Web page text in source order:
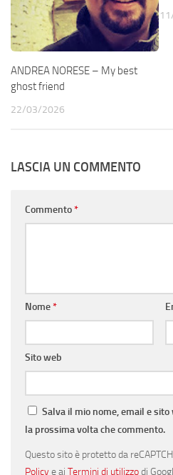
ANDREA NORESE – My best
ghost friend
22/03/2026
LASCIA UN COMMENTO
Commento*
Nome*
Sito web
Salva il mio nome, email e
la prossima volta che commento.
Questo sito è protetto da
Policye ai Termini di utilizzodi